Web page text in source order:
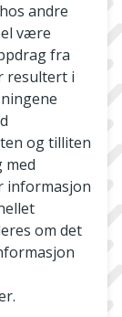
andre
være
fra
resultert i
og tilliten
med
informasjon
om det